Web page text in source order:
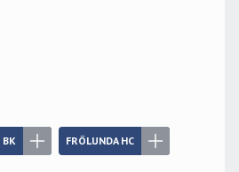
BK FRÖLUNDA HC